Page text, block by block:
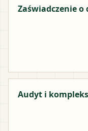
Zaświadczenie o
Audyt i